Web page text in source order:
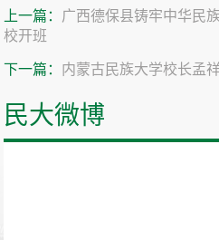
上一篇： 广西德保县铸牢中华民
校开班
下一篇： 内蒙古民族大学校长孟
民大微博